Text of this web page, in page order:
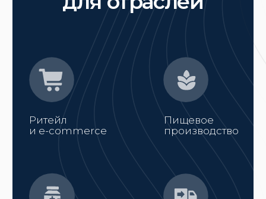
Квалифицированные специалисты
в лицензированных учебных центрах
и имеют всю необходимую разрешительную
документацию